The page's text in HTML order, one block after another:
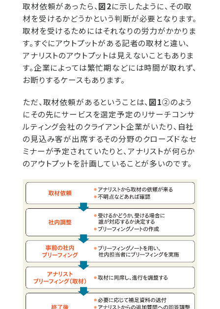
取材依頼があったら、図2に示したように、その取
材を受けるかどうかという判断が必要となります。
取材を受けるためにはそれなりの労力がかかりま
す。すぐにアウトプットがある記者の取材と違い、
アナリストのアウトプットは見えないこともありま
す。企業によっては繁忙期などには時間が取れず、
お断りするケースもあります。
ただ、取材依頼があるということは、 図1②のよう
にその先にサービスを選定予定のリサーチコンサ
ルティング会社のクライアント企業がいたり、自社
の見込み客が出席するその分野のクローズドなセ
ミナーが予定されていたりと、アナリストが何らか
のアウトプットを計画していることが多いのです。